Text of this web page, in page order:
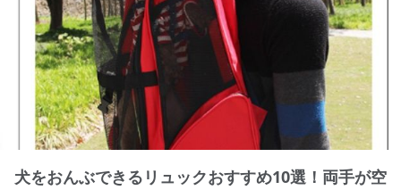
犬をおんぶできるリュックおすすめ10選！両手が空